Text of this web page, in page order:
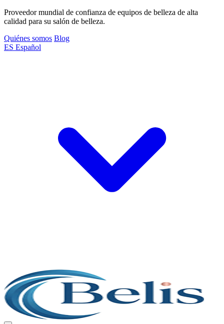
Proveedor mundial de confianza de equipos de belleza de alta
calidad para su salón de belleza.
Quiénes somos Blog
ES Español